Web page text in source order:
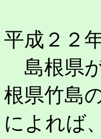
平成２２
島根県
根県竹島
によれば